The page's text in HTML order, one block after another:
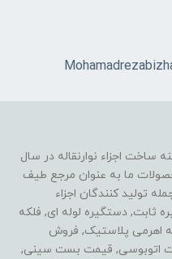
ساخت اجزاء نوارنقاله در سال
۲۰ سال اخیر محصولات ما به عنوان مرجع طیف
تولید کنندگان اجزاء
ثابت, دستگیره لوله ای, فلکه
اهرمی پلاستیک, فروش
اتوبوسی, قیمت بست سینی,